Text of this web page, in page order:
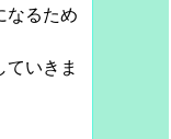
なるため
ていきま